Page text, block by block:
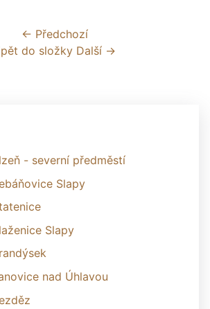
← Předchozí
do složky Další →
- severní předměstí
Slapy
Slapy
nad Úhlavou